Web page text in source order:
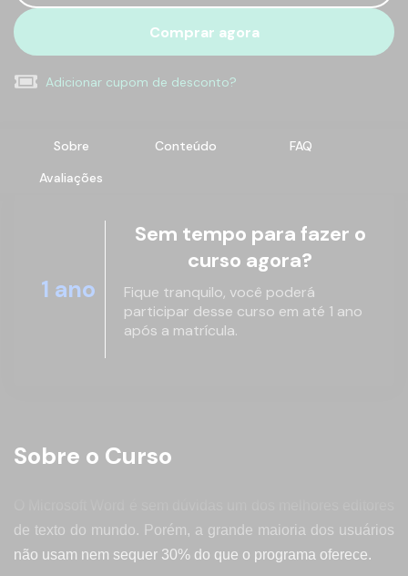
Comprar agora
Adicionar cupom de desconto?
Sobre Conteúdo
FAQ
Avaliações
1 ano
Sem tempo para fazer o
curso agora?
Fique tranquilo, você poderá
participar desse curso em até 1 ano
após a matrícula.
Sobre o Curso
de texto do mundo. Porém, a grande maioria dos usuários
não usam nem sequer 30% do que o programa oferece.